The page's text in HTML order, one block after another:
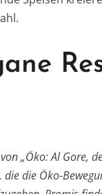
„Öko: Al Gore,
die Öko-